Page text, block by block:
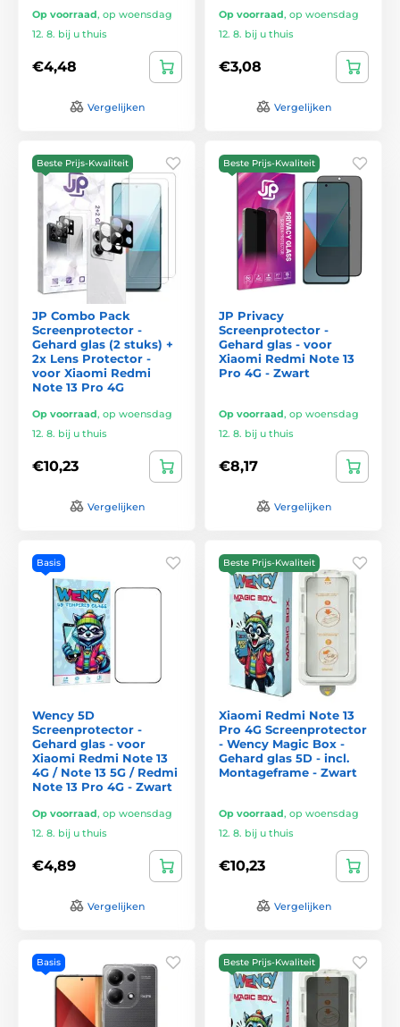
Op voorraad, op woensdag
12. 8. bij u thuis
€4,48
Vergelijken
Op voorraad, op woensdag
12. 8. bij u thuis
€3,08
Vergelijken
Beste Prijs-Kwaliteit
JP Combo Pack
Screenprotector -
Gehard glas (2 stuks) +
2x Lens Protector -
voor Xiaomi Redmi
Note 13 Pro 4G
Op voorraad, op woensdag
12. 8. bij u thuis
€10,23
Vergelijken
Beste Prijs-Kwaliteit
JP Privacy
Screenprotector -
Gehard glas - voor
Xiaomi Redmi Note 13
Pro 4G - Zwart
Op voorraad, op woensdag
12. 8. bij u thuis
€8,17
Vergelijken
Basis
Wency 5D
Screenprotector -
Gehard glas - voor
Xiaomi Redmi Note 13
4G / Note 13 5G / Redmi
Note 13 Pro 4G - Zwart
Op voorraad, op woensdag
12. 8. bij u thuis
€4,89
Vergelijken
Beste Prijs-Kwaliteit
Xiaomi Redmi Note 13
Pro 4G Screenprotector
- Wency Magic Box -
Gehard glas 5D - incl.
Montageframe - Zwart
Op voorraad, op woensdag
12. 8. bij u thuis
€10,23
Vergelijken
Basis Beste Prijs-Kwaliteit